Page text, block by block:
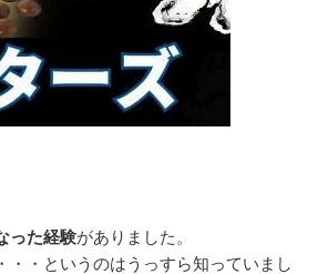
った経験がありました。
・というのはうっすら知っていまし